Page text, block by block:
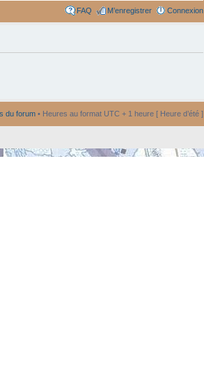
FAQ M’enregistrer Connexion
du forum • Heures au format UTC + 1 heure [ Heure d’été ]